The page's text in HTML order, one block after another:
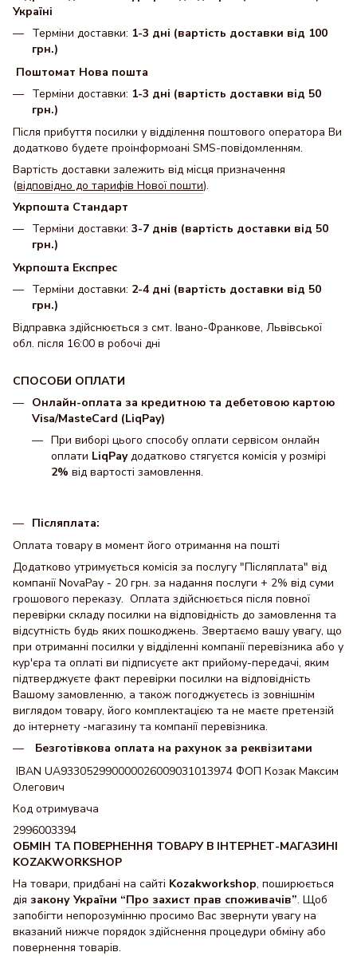
Україні
Терміни доставки: 1-3 дні (вартість доставки від 100
грн.)
Поштомат Нова пошта
Терміни доставки: 1-3 дні (вартість доставки від 50
грн.)
Після прибуття посилки у відділення поштового оператора Ви
додатково будете проінформоані SMS-повідомленням.
Вартість доставки залежить від місця призначення
(відповідно до тарифів Нової пошти).
Укрпошта Стандарт
Терміни доставки: 3-7 днів (вартість доставки від 50
грн.)
Укрпошта Експрес
Терміни доставки: 2-4 дні (вартість доставки від 50
грн.)
Відправка здійснюється з смт. Івано-Франкове, Львівської
обл. після 16:00 в робочі дні
СПОСОБИ ОПЛАТИ
Онлайн-оплата за кредитною та дебетовою картою
Visa/MasteCard (LiqPay)
При виборі цього способу оплати сервісом онлайн
оплати LiqPayдодатково стягуєтся комісія у розмірі
2% від вартості замовлення.
Післяплата:
Оплата товару в момент його отримання на пошті
Додатково утримується комісія за послугу "Післяплата" від
компанії NovaPay - 20 грн. за надання послуги + 2% від суми
грошового переказу. Оплата здійснюється після повної
перевірки складу посилки на відповідність до замовлення та
відсутність будь яких пошкоджень. Звертаємо вашу увагу, що
при отриманні посилки у відділенні компанії перевізника або у
кур'єра та оплаті ви підписуєте акт прийому-передачі, яким
підтверджуєте факт перевірки посилки на відповідність
Вашому замовленню, а також погоджуєтесь із зовнішнім
виглядом товару, його комплектацією та не маєте претензій
до інтернету -магазину та компанії перевізника.
Безготівкова оплата на рахунок за реквізитами
IBAN UA933052990000026009031013974 ФОП Козак Максим
Олегович
Код отримувача
2996003394
ОБМІН ТА ПОВЕРНЕННЯ ТОВАРУ В ІНТЕРНЕТ-МАГАЗИНІ
KOZAKWORKSHOP
На товари, придбані на сайті Kozakworkshop, поширюється
дія закону України “Про захист прав споживачів”. Щоб
запобігти непорозумінню просимо Вас звернути увагу на
вказаний нижче порядок здійснення процедури обміну або
повернення товарів.